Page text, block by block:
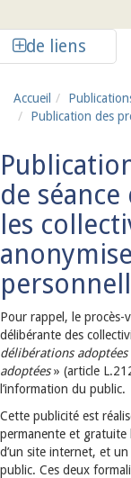
de liens
Accueil
Publication des
de
les
Pour rappel, le procès-
délibérante des
délibérations
adoptées» (article
l’information du public.
Cette publicité est
permanente et gratuite
d’un site internet, et
public. Ces deux